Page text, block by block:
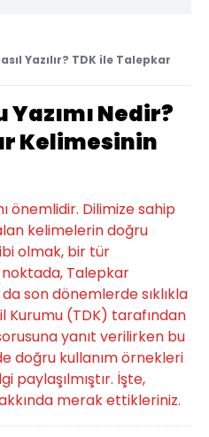
Yazılır? TDK ile Talepkar
Nedir?
Kelimesinin
önemlidir. Dilimize sahip
kelimelerin doğru
olmak, bir tür
noktada, Talepkar
son dönemlerde sıklıkla
Kurumu (TDK) tarafından
yanıt verilirken bu
doğru kullanım örnekleri
paylaşılmıştır. İşte,
merak ettikleriniz.